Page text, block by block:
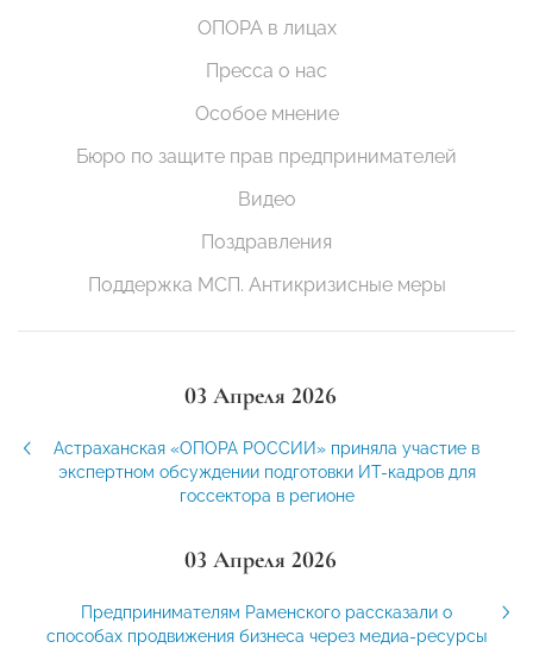
ОПОРА в лицах
Пресса о нас
Особое мнение
Бюро по защите прав предпринимателей
Видео
Поздравления
Поддержка МСП. Антикризисные меры
03 Апреля 2026
Астраханская «ОПОРА РОССИИ» приняла участие в
экспертном обсуждении подготовки ИТ-кадров для
госсектора в регионе
03 Апреля 2026
Предпринимателям Раменского рассказали о
способах продвижения бизнеса через медиа-ресурсы